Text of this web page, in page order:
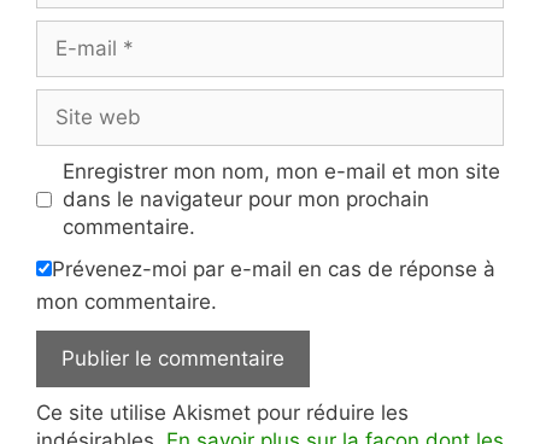
mail
web
Enregistrer mon nom, mon e-mail et mon site
dans le navigateur pour mon prochain
commentaire.
Prévenez-moi par e-mail en cas de réponse à
mon commentaire.
Ce site utilise Akismet pour réduire les